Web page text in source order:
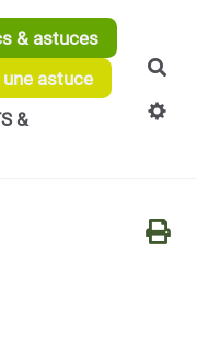
& astuces
astuce
&